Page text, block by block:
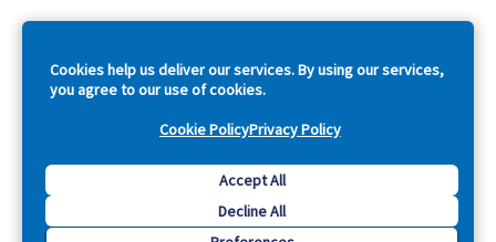
Cookies help us deliver our services. By using our services,
you agree to our use of cookies.
Cookie PolicyPrivacy Policy
Accept All
Decline All
Copyright © 2026 Acquia, Inc. All Rights Reserved.
Drupal is a registered trademark of Dries Buytaert.